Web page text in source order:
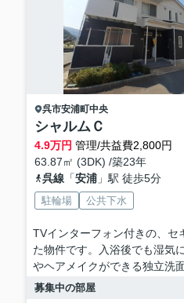
呉市安浦町中央
シャルムＣ
4.9万円 管理/共益費2,800円
63.87㎡ (3DK) /築23年
呉線「安浦」駅 徒歩5分
駐輪場 公共下水
TVインターフォン付きの、セ
た物件です。入浴後でも湿気
やヘアメイクができる独立洗
募集中の部屋